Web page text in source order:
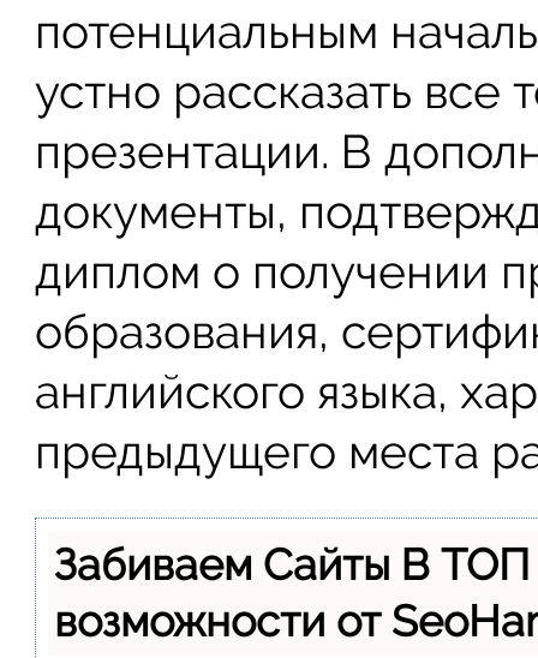
потенциальным
устно рассказать все
презентации. В
документы,
диплом о получении
образования,
английского языка,
предыдущего места
Забиваем Сайты В
возможности от